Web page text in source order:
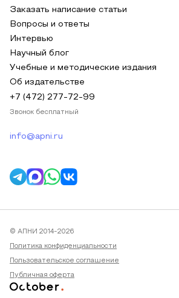
Заказать написание статьи
Вопросы и ответы
Интервью
Научный блог
Учебные и методические издания
Об издательстве
+7 (472) 277-72-99
Звонок бесплатный
info@apni.ru
© АПНИ 2014-2026
Политика конфиденциальности
Пользовательское соглашение
Публичная оферта